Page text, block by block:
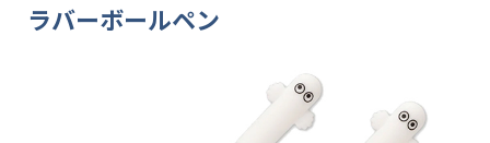
ラバーボールペン